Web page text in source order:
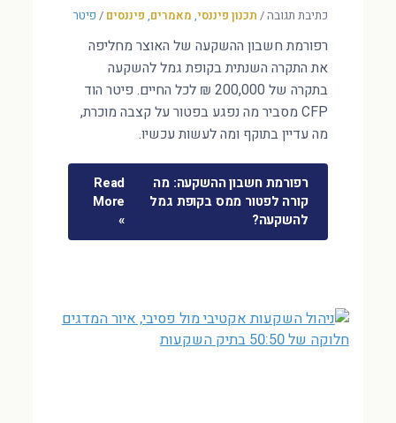
כתיבת תגובה/ תכנון פיננסי, מאמרים, פיננסים / פיטר
רפורמת חשבון ההשקעה של האוצר מחליפה
את התקרה השנתית בקופת גמל להשקעה
בתקרה של 200,000 ₪ לכל החיים. פיטר הוד
CFP מסביר מה נפגע בפטור על קצבה מוכרת,
מה עדיין בתוקף ומה לעשות עכשיו.
רפורמת חשבון ההשקעה: מה
קורה לפטור ממס בקופת גמל
להשקעה?
Read
More
»